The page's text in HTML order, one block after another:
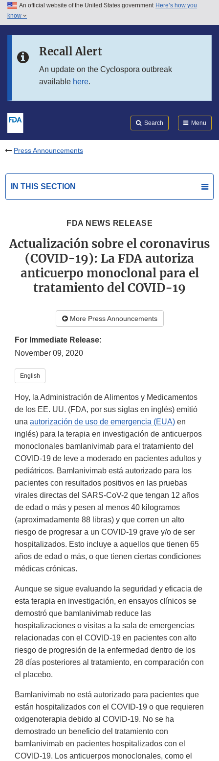
Skip to main content
Skip to in this section menu
An official website of the United States government Here’s how you
know
Recall Alert
An update on the Cyclospora outbreak
available here.
Search Menu
Press Announcements
IN THIS SECTION
FDA NEWS RELEASE
Actualización sobre el coronavirus
(COVID-19): La FDA autoriza
anticuerpo monoclonal para el
tratamiento del COVID-19
More Press Announcements
For Immediate Release:
November 09, 2020
English
Hoy, la Administración de Alimentos y Medicamentos
de los EE. UU. (FDA, por sus siglas en inglés) emitió
una autorización de uso de emergencia (EUA) en
inglés) para la terapia en investigación de anticuerpos
monoclonales bamlanivimab para el tratamiento del
COVID-19 de leve a moderado en pacientes adultos y
pediátricos. Bamlanivimab está autorizado para los
pacientes con resultados positivos en las pruebas
virales directas del SARS-CoV-2 que tengan 12 años
de edad o más y pesen al menos 40 kilogramos
(aproximadamente 88 libras) y que corren un alto
riesgo de progresar a un COVID-19 grave y/o de ser
hospitalizados. Esto incluye a aquellos que tienen 65
años de edad o más, o que tienen ciertas condiciones
médicas crónicas.
Aunque se sigue evaluando la seguridad y eficacia de
esta terapia en investigación, en ensayos clínicos se
demostró que bamlanivimab reduce las
hospitalizaciones o visitas a la sala de emergencias
relacionadas con el COVID-19 en pacientes con alto
riesgo de progresión de la enfermedad dentro de los
28 días posteriores al tratamiento, en comparación con
el placebo.
Bamlanivimab no está autorizado para pacientes que
están hospitalizados con el COVID-19 o que requieren
oxigenoterapia debido al COVID-19. No se ha
demostrado un beneficio del tratamiento con
bamlanivimab en pacientes hospitalizados con el
COVID-19. Los anticuerpos monoclonales, como el